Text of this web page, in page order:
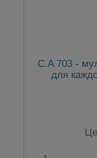
C.A 703 -
для